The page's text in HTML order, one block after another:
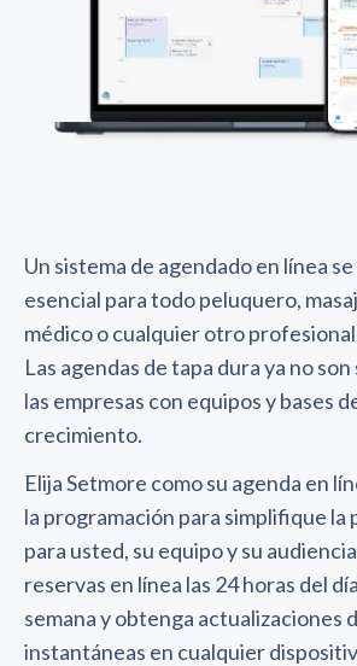
Un sistema de agendado en línea
esencial para todo peluquero,
médico o cualquier otro
Las agendas de tapa dura ya no
las empresas con equipos y bases
crecimiento.
Elija Setmore como su agenda en
la programación para simplifique la
para usted, su equipo y su
reservas en línea las 24 horas del
semana y obtenga actualizaciones
instantáneas en cualquier